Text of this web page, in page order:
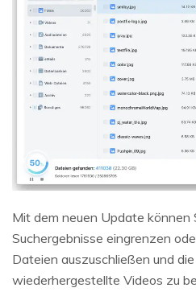
Mit dem neuen Update können
Suchergebnisse eingrenzen
Dateien auszuschließen und
wiederhergestellte Videos zu